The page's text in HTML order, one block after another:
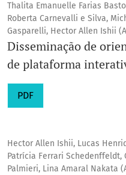
Thalita Emanuelle Farias
Roberta Carnevalli e Silva,
Gasparelli, Hector Allen Ishii
Disseminação de
de plataforma
PDF
Hector Allen Ishii, Lucas
Patrícia Ferrari Schedenffeldt,
Palmieri, Lina Amaral Nakata